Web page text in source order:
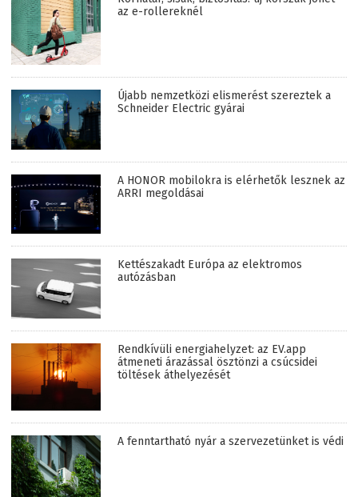
az e-rollereknél
Újabb nemzetközi elismerést szereztek a
Schneider Electric gyárai
A HONOR mobilokra is elérhetők lesznek az
ARRI megoldásai
Kettészakadt Európa az elektromos
autózásban
Rendkívüli energiahelyzet: az EV.app
átmeneti árazással ösztönzi a csúcsidei
töltések áthelyezését
A fenntartható nyár a szervezetünket is védi